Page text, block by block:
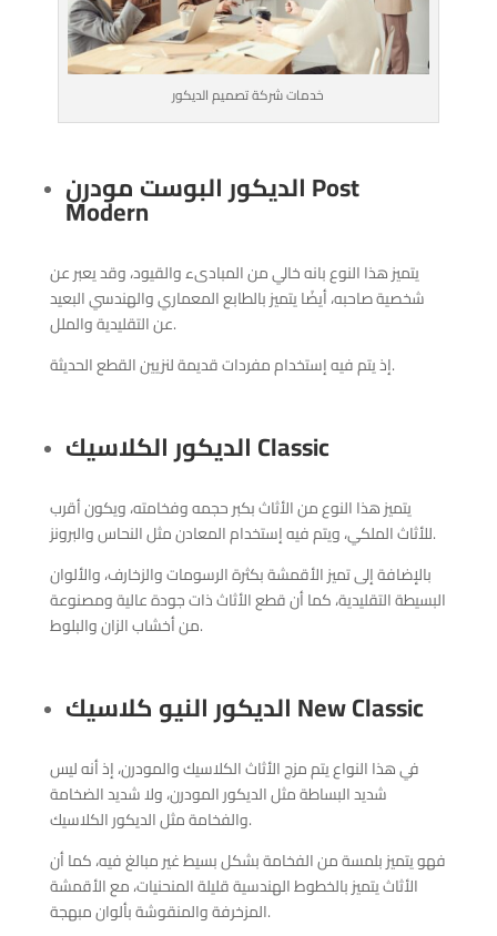
خدمات شركة تصميم الديكور
الديكور البوست مودرنPost
Modern
يتميز هذا النوع بانه خالي من المبادىء والقيود، وقد يعبر عن
شخصية صاحبه، أيضًا يتميز بالطابع المعماري والهندسي البعيد
عن التقليدية والملل.
إذ يتم فيه إستخدام مفردات قديمة لنزيين القطع الحديثة.
الديكور الكلاسيكClassic
يتميز هذا النوع من الأثاث بكبر حجمه وفخامته، ويكون أقرب
للأثاث الملكي، ويتم فيه إستخدام المعادن مثل النحاس والبرونز.
بالإضافة إلى تميز الأقمشة بكثرة الرسومات والزخارف، والألوان
البسيطة التقليدية، كما أن قطع الأثاث ذات جودة عالية ومصنوعة
من أخشاب الزان والبلوط.
New Classic
في هذا النواع يتم مزج الأثاث الكلاسيك والمودرن، إذ أنه ليس
شديد البساطة مثل الديكور المودرن، ولا شديد الضخامة
والفخامة مثل الديكور الكلاسيك.
فهو يتميز بلمسة من الفخامة بشكل بسيط غير مبالغ فيه، كما أن
الأثاث يتميز بالخطوط الهندسية قليلة المنحنيات، مع الأقمشة
المزخرفة والمنقوشة بألوان مبهجة.